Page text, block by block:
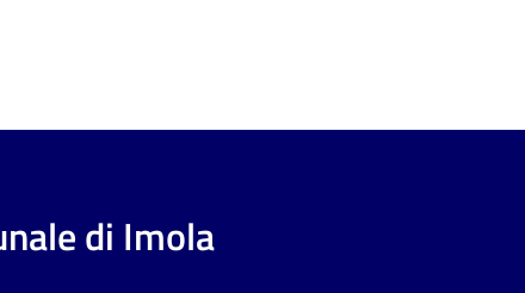
di Imola